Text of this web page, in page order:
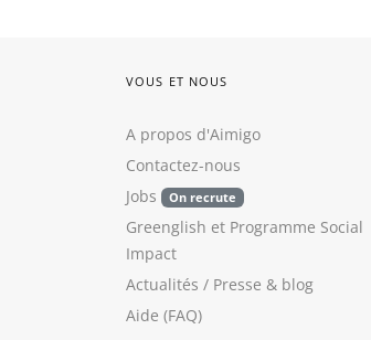
VOUS ET NOUS
A propos d'Aimigo
Contactez-nous
Jobs
On recrute
Greenglish et Programme Social
Impact
Actualités / Presse & blog
Aide (FAQ)